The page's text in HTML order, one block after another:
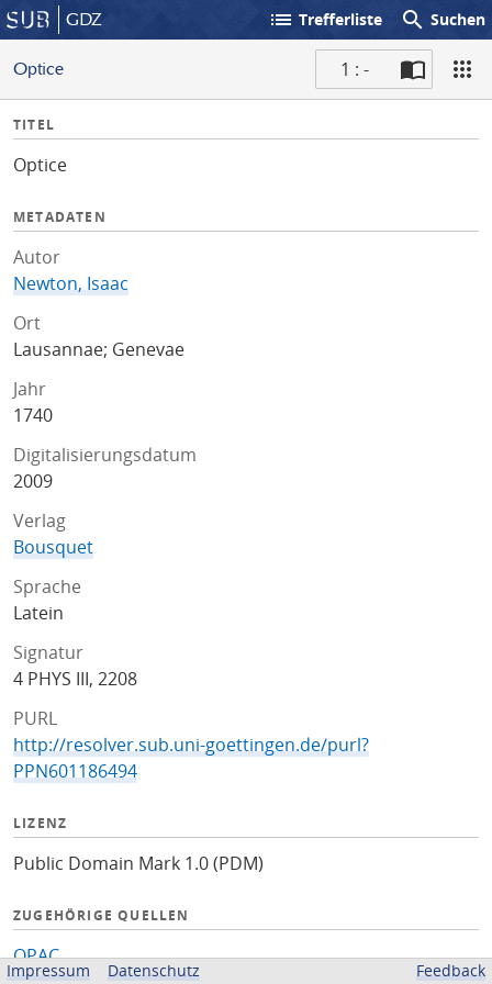
GDZ list Trefferliste search Suchen
Optice 1 : -
I
f
TITEL
Optice
METADATEN
Autor
Newton, Isaac
Ort
Lausannae; Genevae
Jahr
1740
Digitalisierungsdatum
2009
Verlag
Bousquet
Sprache
Latein
Signatur
4 PHYS III, 2208
PURL
http://resolver.sub.uni-goettingen.de/purl?
PPN601186494
LIZENZ
Public Domain Mark 1.0 (PDM)
ZUGEHÖRIGE QUELLEN
OPAC
Impressum Datenschutz Feedback